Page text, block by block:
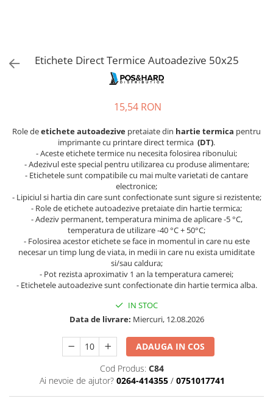
Gestiune Numerar
Cantare comerciale cu brat
Cantare comerciale cu eticheta
Cantare numaratoare
Cantare de verificare
Platforme pe 1 celula
Platforme pe 4 celuli
Platforme mici 28x35
Accesorii cantare
Terminale KIOSK
TK Series
JK Series
Etichete Direct Termice Autoadezive 50x25
15,54 RON
Role deetichete autoadezive pretaiate din hartie termica pentru
imprimante cu printare direct termica (DT).
- Aceste etichete termice nu necesita folosirea ribonului;
- Adezivul este special pentru utilizarea cu produse alimentare;
- Etichetele sunt compatibile cu mai multe varietati de cantare
electronice;
- Lipiciul si hartia din care sunt confectionate sunt sigure si rezistente;
- Role de etichete autoadezive pretaiate din hartie termica;
- Adeziv permanent, temperatura minima de aplicare -5 °C,
temperatura de utilizare -40 °C + 50°C;
- Folosirea acestor etichete se face in momentul in care nu este
necesar un timp lung de viata, in medii in care nu exista umiditate
si/sau caldura;
- Pot rezista aproximativ 1 an la temperatura camerei;
- Etichetele autoadezive sunt confectionate din hartie termica alba.
IN STOC
Data de livrare: Miercuri, 12.08.2026
ADAUGA IN COS
Cod Produs: C84
Ai nevoie de ajutor? 0264-414355 / 0751017741